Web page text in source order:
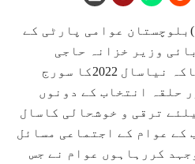
عوامی پارٹی کے
وزیر خزانہ حاجی
نے کہاکہ نیاسال 2022کا سورج
حلقہ انتخاب کے دونوں
ترقی و خوشحالی کاسال
کے عوام کے اجتماعی مسائل
کررہاہوں عوام نے جس